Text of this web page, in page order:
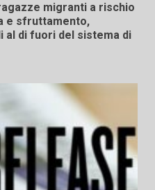
migranti a rischio
e sfruttamento,
al di fuori del sistema di